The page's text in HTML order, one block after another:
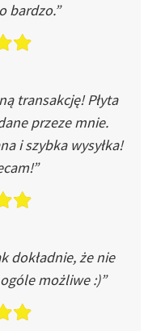
bardzo.”
transakcję! Płyta
przeze mnie.
i szybka wysyłka!
dokładnie, że nie
możliwe :)”